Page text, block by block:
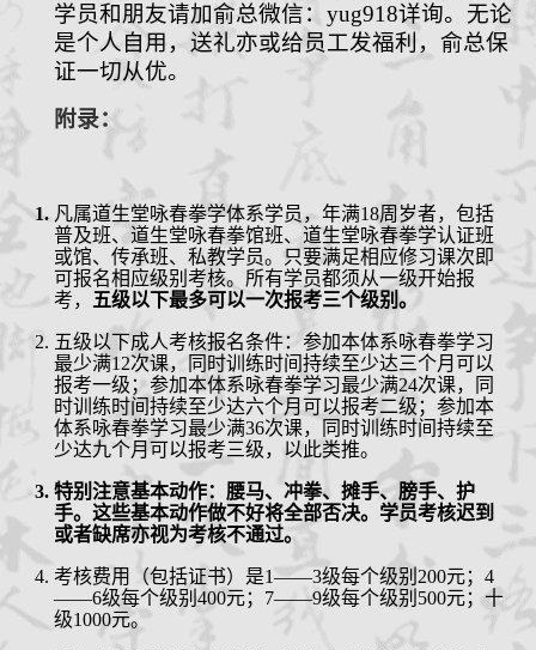
学员和朋友请加俞总微信： yug918详询。无论
是个人自用，送礼亦或给员工发福利，俞总保
证一切从优。
附录：
凡属道生堂咏春拳学体系学员， 年满18周岁者， 包括
普及班、道生堂咏春拳馆班、道生堂咏春拳学认证班
或馆、传承班、私教学员。
只要满足相应修习课次即
可报名相应级别考核。所有学员都须从一级开始报
考，
五级以下最多可以一次报考三个级别。
五级以下成人考核报名条件：参加本体系咏春拳学习
最少满12次课，同时训练时间持续至少达三个月 可以
报考一级；参加本体系咏春拳学习最少满24次课，同
时训练时间持续至少达六个月 可以报考二级；参加本
体系咏春拳学习最少满36次课，同时训练时间持续至
少达九个月 可以报考三级，以此类推。
特别注意基本动作：腰马、冲拳、摊手、膀手、护
手。这些基本动作做不好将全部否决。 学员考核迟到
或者缺席亦视为考核不通过。
考核费用（包括证书）是1——3级每个级别 200元； 4
——6级每个级别400元；7——9级每个级别500元；十
级1000元。